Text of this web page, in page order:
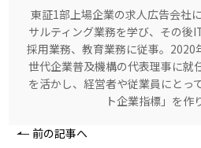
東証1部上場企業の求人広告会社
サルティング業務を学び、その後
採用業務、教育業務に従事。2020
世代企業普及機構の代表理事に就
を活かし、経営者や従業員にとっ
ト企業指標」を作
前の記事へ